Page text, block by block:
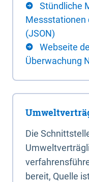
Stündliche
Messstationen
(JSON)
Webseite
Überwachung
Die
bereit, Quelle